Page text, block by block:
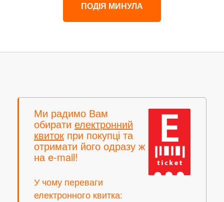
ПОДІЯ МИНУЛА
Ми радимо Вам
обирати електронний
квиток при покупці та
отримати його одразу ж
на e-mail!
У чому переваги
електронного квитка: